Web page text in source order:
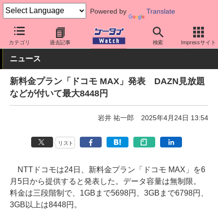
Powered by Translate
カテゴリ 過去記事 検索 Impressサイト
ケータイ Watch キャリア ドコモ 料金プラン・割引
ニュース
新料金プラン「ドコモ MAX」発表 DAZN見放題
などが付いて最大8448円
岩井 祐一郎 2025年4月24日 13:54
リスト
NTTドコモは24日、新料金プラン「ドコモ MAX」を6
月5日から提供すると発表した。データ容量は無制限。
料金は三段階制で、1GBまで5698円、3GBまで6798円、
3GB以上は8448円。